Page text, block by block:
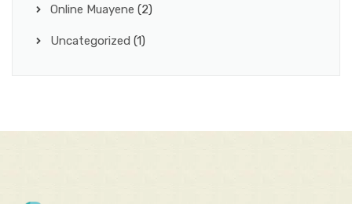
Online Muayene (2)
Uncategorized (1)